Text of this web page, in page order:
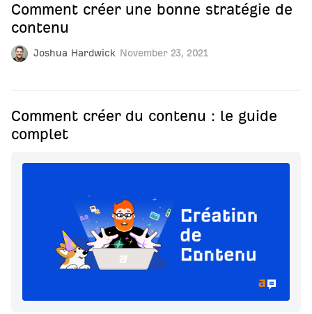
Joshua Hardwick November 23, 2021
Comment créer une bonne stratégie de
contenu
Comment créer du contenu : le guide
complet